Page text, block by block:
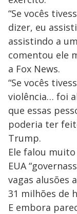
“Se vocês
dizer, eu
assistindo a
comentou ele
a Fox News.
“Se vocês
violência… foi
que essas
poderia ter
Trump.
Ele falou
EUA
vagas alusões
31 milhões de
E embora